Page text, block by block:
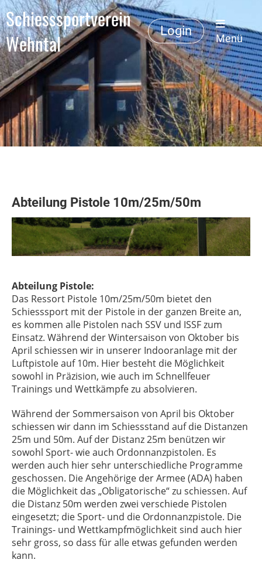
Schiesssportverein
Wehntal
Login
Menü
Abteilung Pistole 10m/25m/50m
Abteilung Pistole:
Das Ressort Pistole 10m/25m/50m bietet den
Schiesssport mit der Pistole in der ganzen Breite an,
es kommen alle Pistolen nach SSV und ISSF zum
Einsatz. Während der Wintersaison von Oktober bis
April schiessen wir in unserer Indooranlage mit der
Luftpistole auf 10m. Hier besteht die Möglichkeit
sowohl in Präzision, wie auch im Schnellfeuer
Trainings und Wettkämpfe zu absolvieren.
Während der Sommersaison von April bis Oktober
schiessen wir dann im Schiessstand auf die Distanzen
25m und 50m. Auf der Distanz 25m benützen wir
sowohl Sport- wie auch Ordonnanzpistolen. Es
werden auch hier sehr unterschiedliche Programme
geschossen. Die Angehörige der Armee (ADA) haben
die Möglichkeit das „Obligatorische“ zu schiessen. Auf
die Distanz 50m werden zwei verschiede Pistolen
eingesetzt; die Sport- und die Ordonnanzpistole. Die
Trainings- und Wettkampfmöglichkeit sind auch hier
sehr gross, so dass für alle etwas gefunden werden
kann.